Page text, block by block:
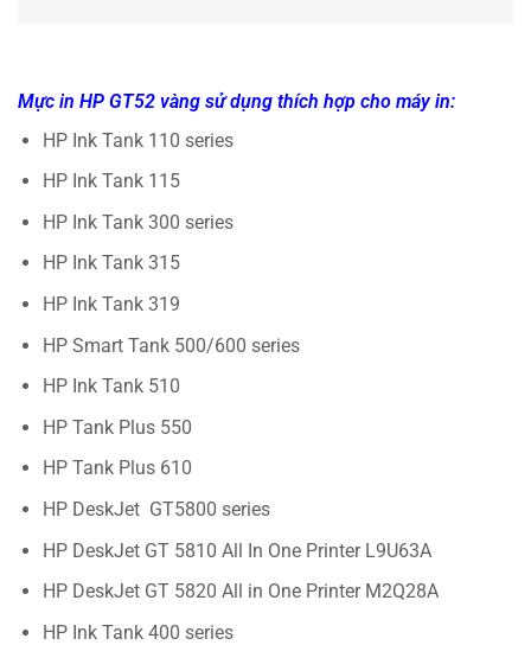
Mực in HP GT52 vàng sử dụng thích hợp cho máy in:
HP Ink Tank 110 series
HP Ink Tank 115
HP Ink Tank 300 series
HP Ink Tank 315
HP Ink Tank 319
HP Smart Tank 500/600 series
HP Ink Tank 510
HP Tank Plus 550
HP Tank Plus 610
HP DeskJet GT5800 series
HP DeskJet GT 5810 All In One Printer L9U63A
HP DeskJet GT 5820 All in One Printer M2Q28A
HP Ink Tank 400 series